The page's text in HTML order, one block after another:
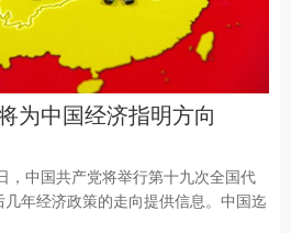
为中国经济指明方向
中国共产党将举行第十九次全国代
年经济政策的走向提供信息。中国迄